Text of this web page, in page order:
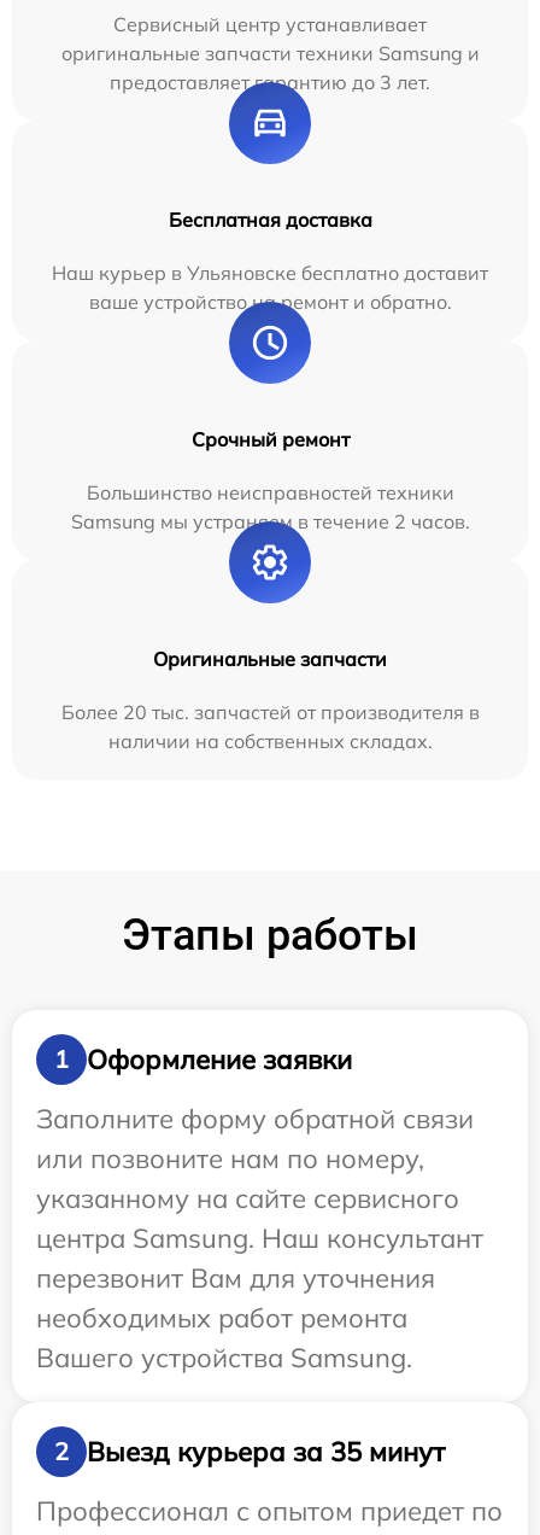
Сервисный центр устанавливает
оригинальные запчасти техники Samsung и
предоставляет гарантию до 3 лет.
Бесплатная доставка
Наш курьер в Ульяновске бесплатно доставит
ваше устройство на ремонт и обратно.
Срочный ремонт
Большинство неисправностей техники
Samsung мы устраняем в течение 2 часов.
Оригинальные запчасти
Более 20 тыс. запчастей от производителя в
наличии на собственных складах.
Этапы работы
1
Оформление заявки
Заполните форму обратной связи
или позвоните нам по номеру,
указанному на сайте сервисного
центра Samsung. Наш консультант
перезвонит Вам для уточнения
необходимых работ ремонта
Вашего устройства Samsung.
2
Выезд курьера за 35 минут
Профессионал с опытом приедет по